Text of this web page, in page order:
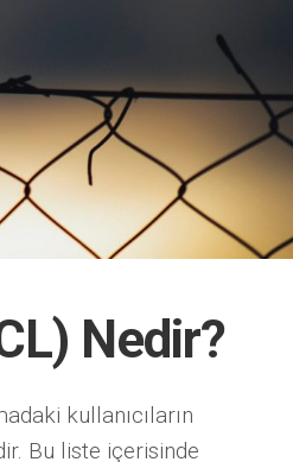
Nedir?
kullanıcıların
Bu liste içerisinde